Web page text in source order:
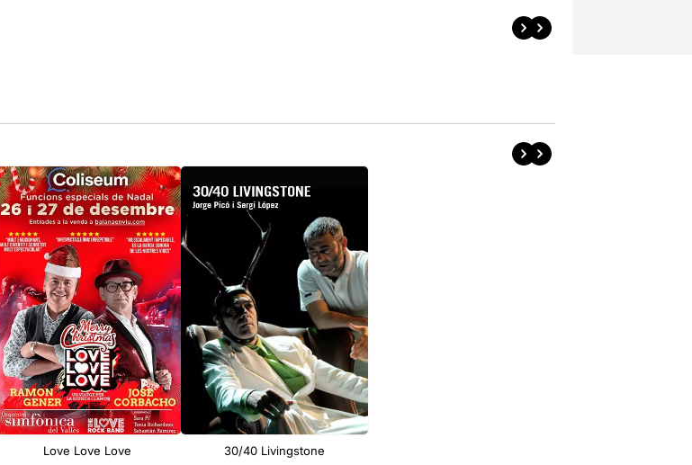
Love Love Love 30/40 Livingstone